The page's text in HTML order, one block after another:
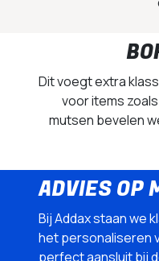
Dit voegt extra
voor items
mutsen bevelen
ADVIES OP
Bij Addax staan we
het personaliseren
perfect aansluit bij